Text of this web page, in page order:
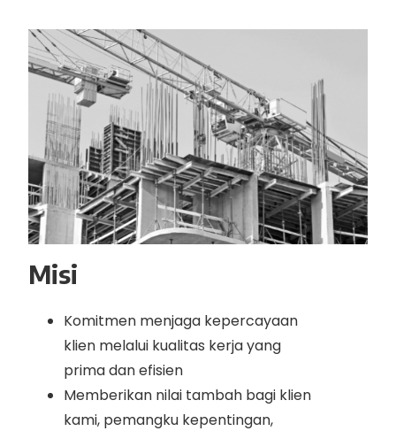
Misi
Komitmen menjaga kepercayaan
klien melalui kualitas kerja yang
prima dan efisien
Memberikan nilai tambah bagi klien
kami, pemangku kepentingan,